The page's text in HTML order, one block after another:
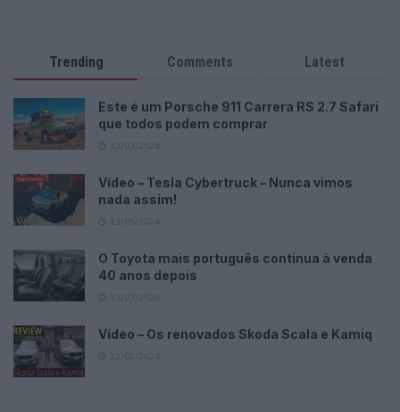
Trending Comments Latest
Este é um Porsche 911 Carrera RS 2.7 Safari
que todos podem comprar
Vídeo – Tesla Cybertruck – Nunca vimos
nada assim!
O Toyota mais português continua à venda
40 anos depois
Vídeo – Os renovados Skoda Scala e Kamiq